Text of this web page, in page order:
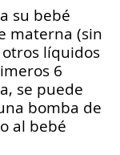
su bebé
materna (sin
líquidos
6
se puede
bomba de
al bebé